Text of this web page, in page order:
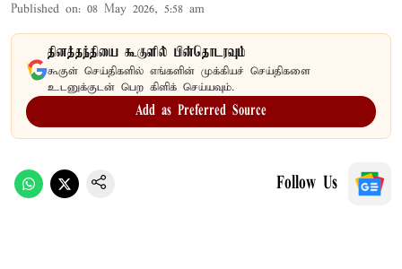
Published on: 08 May 2026, 5:58 am
தினத்தந்தியை கூகுளில் பின்தொடரவும்
கூகுள் செய்திகளில் எங்களின் முக்கியச் செய்திகளை
உடனுக்குடன் பெற கிளிக் செய்யவும்.
Add as Preferred Source
Follow Us